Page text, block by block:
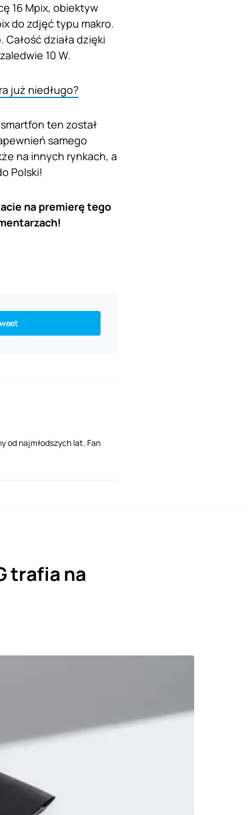
16 Mpix, obiektyw
do zdjęć typu makro.
działa dzięki
10 W.
już niedługo?
ten został
samego
na innych rynkach, a
Polski!
na premierę tego
od najmłodszych lat. Fan
trafia na